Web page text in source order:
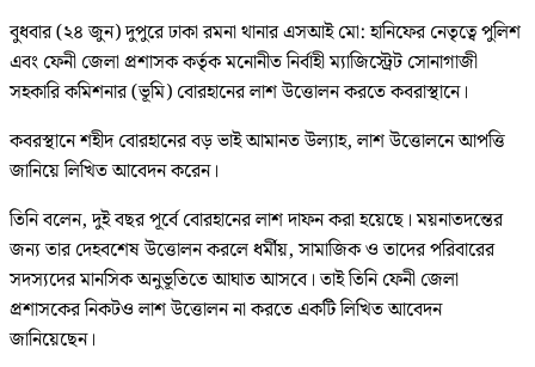
বুধবার (২৪ জুন) দুপুরে ঢাকা রমনা থানার এসআই মো: হানিফের নেতৃত্বে পুলিশ
এবং ফেনী জেলা প্রশাসক কর্তৃক মনোনীত নির্বাহী ম্যাজিস্ট্রেট সোনাগাজী
সহকারি কমিশনার (ভূমি) বোরহানের লাশ উত্তোলন করতে কবরাস্থানে।
কবরস্থানে শহীদ বোরহানের বড় ভাই আমানত উল্যাহ, লাশ উত্তোলনে আপত্তি
জানিয়ে লিখিত আবেদন করেন।
তিনি বলেন, দুই বছর পূর্বে বোরহানের লাশ দাফন করা হয়েছে। ময়নাতদন্তের
জন্য তার দেহবশেষ উত্তোলন করলে ধর্মীয়, সামাজিক ও তাদের পরিবারের
সদস্যদের মানসিক অনুভূতিতে আঘাত আসবে। তাই তিনি ফেনী জেলা
প্রশাসকের নিকটও লাশ উত্তোলন না করতে একটি লিখিত আবেদন
জানিয়েছেন।